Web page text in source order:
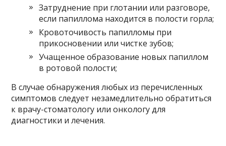
Затруднение при глотании или разговоре,
если папиллома находится в полости горла;
Кровоточивость папилломы при
прикосновении или чистке зубов;
Учащенное образование новых папиллом
в ротовой полости;
В случае обнаружения любых из перечисленных
симптомов следует незамедлительно обратиться
к врачу-стоматологу или онкологу для
диагностики и лечения.